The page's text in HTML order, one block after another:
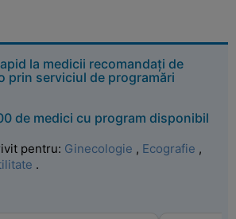
la medicii recomandați de
prin serviciul de programări
de medici cu program disponibil
pentru: Ginecologie , Ecografie ,
.